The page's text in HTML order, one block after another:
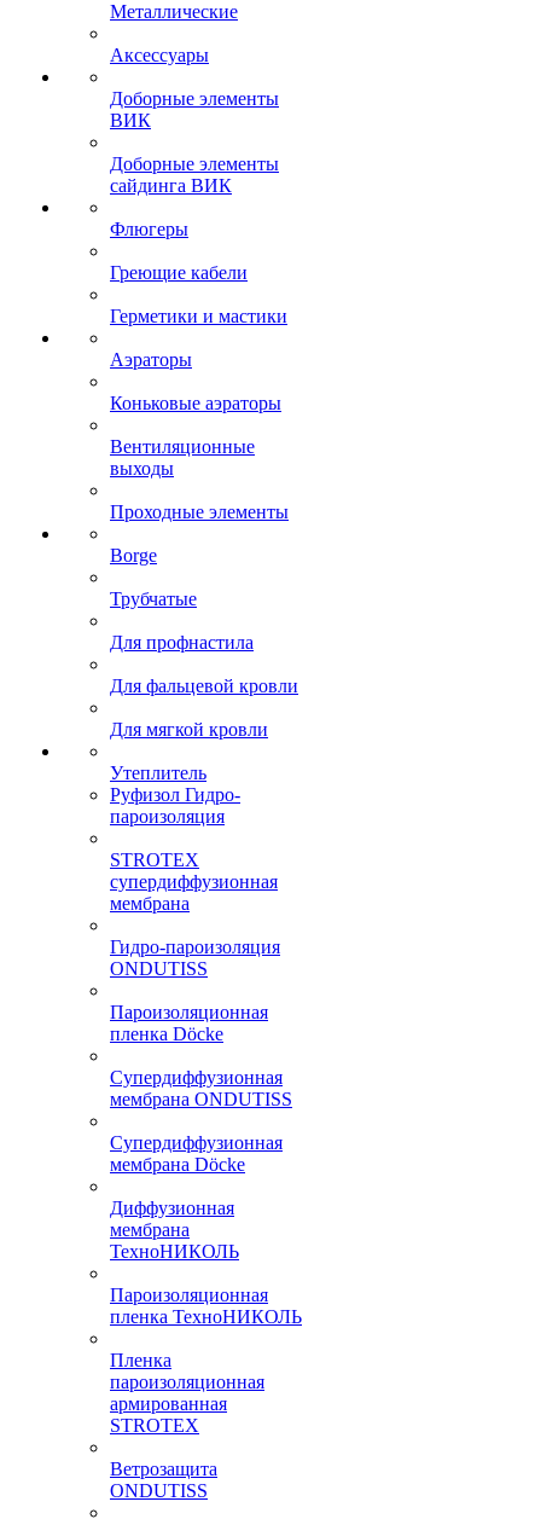
Металлические
Аксессуары
Доборные элементы
ВИК
Доборные элементы
сайдинга ВИК
Флюгеры
Греющие кабели
Герметики и мастики
Аэраторы
Коньковые аэраторы
Вентиляционные
выходы
Проходные элементы
Borge
Трубчатые
Для профнастила
Для фальцевой кровли
Для мягкой кровли
Утеплитель
Руфизол Гидро-
пароизоляция
STROTEX
супердиффузионная
мембрана
Гидро-пароизоляция
ONDUTISS
Пароизоляционная
пленка Döcke
Супердиффузионная
мембрана ONDUTISS
Супердиффузионная
мембрана Döcke
Диффузионная
мембрана
ТехноНИКОЛЬ
Пароизоляционная
пленка ТехноНИКОЛЬ
Пленка
пароизоляционная
армированная
STROTEX
Ветрозащита
ONDUTISS